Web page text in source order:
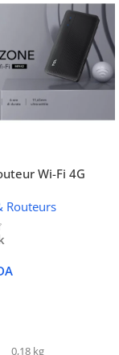
Wi-Fi 4G
Routeurs
0,18 kg